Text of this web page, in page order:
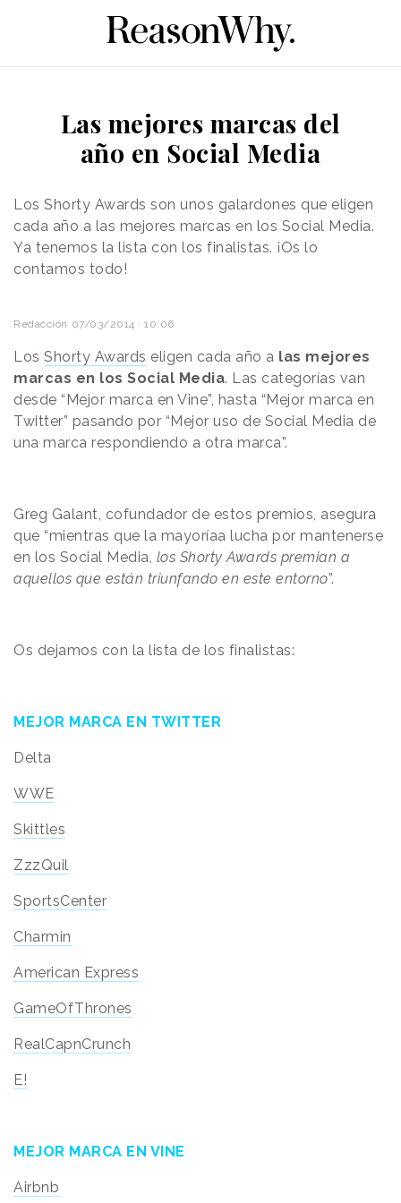
Las mejores marcas del
año en Social Media
Los Shorty Awards son unos galardones que eligen
cada año a las mejores marcas en los Social Media.
Ya tenemos la lista con los finalistas. ¡Os lo
contamos todo!
Redacción 07/03/2014 · 10:06
Los Shorty Awards eligen cada año a las mejores
marcas en los Social Media. Las categorías van
desde “Mejor marca en Vine”, hasta “Mejor marca en
Twitter” pasando por “Mejor uso de Social Media de
una marca respondiendo a otra marca”.
Greg Galant, cofundador de estos premios, asegura
que “mientras que la mayoríaa lucha por mantenerse
en los Social Media, los Shorty Awards premian a
aquellos que están triunfando en este entorno”.
Os dejamos con la lista de los finalistas:
MEJOR MARCA EN TWITTER
Delta
WWE
Skittles
ZzzQuil
SportsCenter
Charmin
American Express
GameOfThrones
RealCapnCrunch
E!
MEJOR MARCA EN VINE
Airbnb